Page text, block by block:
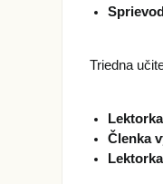
Triedna
Členka